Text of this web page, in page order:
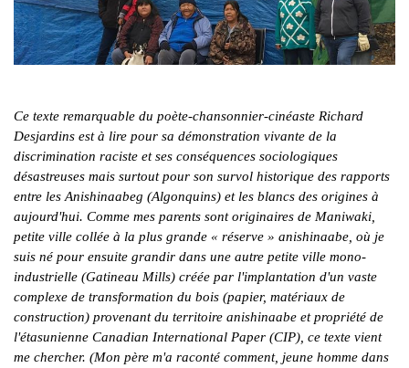
Ce texte remarquable du poète-chansonnier-cinéaste Richard
Desjardins est à lire pour sa démonstration vivante de la
discrimination raciste et ses conséquences sociologiques
désastreuses mais surtout pour son survol historique des rapports
entre les Anishinaabeg (Algonquins) et les blancs des origines à
aujourd'hui. Comme mes parents sont originaires de Maniwaki,
petite ville collée à la plus grande « réserve » anishinaabe, où je
suis né pour ensuite grandir dans une autre petite ville mono-
industrielle (Gatineau Mills) créée par l'implantation d'un vaste
complexe de transformation du bois (papier, matériaux de
construction) provenant du territoire anishinaabe et propriété de
l'étasunienne Canadian International Paper (CIP), ce texte vient
me chercher. (Mon père m'a raconté comment, jeune homme dans